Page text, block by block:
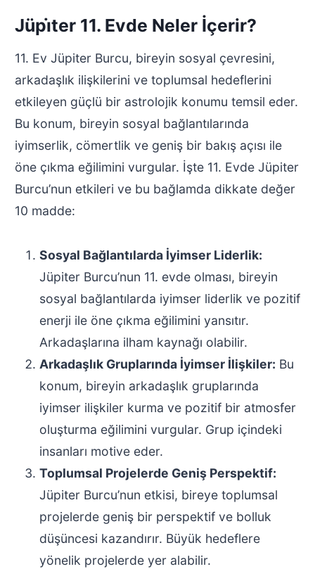
Jüpi̇ter 11. Evde Neler İçerir?
11. Ev Jüpiter Burcu, bireyin sosyal çevresini,
arkadaşlık ilişkilerini ve toplumsal hedeflerini
etkileyen güçlü bir astrolojik konumu temsil eder.
Bu konum, bireyin sosyal bağlantılarında
iyimserlik, cömertlik ve geniş bir bakış açısı ile
öne çıkma eğilimini vurgular. İşte 11. Evde Jüpiter
Burcu’nun etkileri ve bu bağlamda dikkate değer
10 madde:
Sosyal Bağlantılarda İyimser Liderlik:
Jüpiter Burcu’nun 11. evde olması, bireyin
sosyal bağlantılarda iyimser liderlik ve pozitif
enerji ile öne çıkma eğilimini yansıtır.
Arkadaşlarına ilham kaynağı olabilir.
Arkadaşlık Gruplarında İyimser İlişkiler: Bu
konum, bireyin arkadaşlık gruplarında
iyimser ilişkiler kurma ve pozitif bir atmosfer
oluşturma eğilimini vurgular. Grup içindeki
insanları motive eder.
Toplumsal Projelerde Geniş Perspektif:
Jüpiter Burcu’nun etkisi, bireye toplumsal
projelerde geniş bir perspektif ve bolluk
düşüncesi kazandırır. Büyük hedeflere
yönelik projelerde yer alabilir.